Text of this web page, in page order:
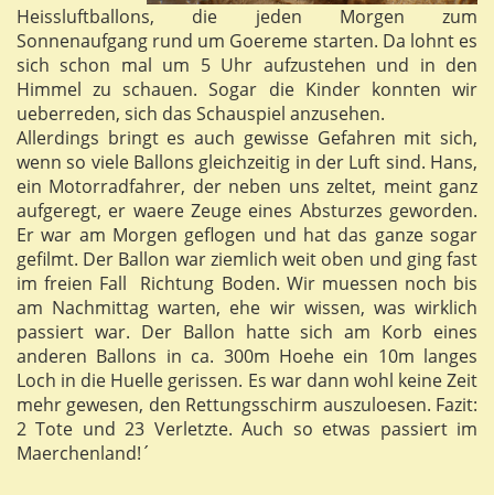
Heissluftballons, die jeden Morgen zum
Sonnenaufgang rund um Goereme starten. Da lohnt es
sich schon mal um 5 Uhr aufzustehen und in den
Himmel zu schauen. Sogar die Kinder konnten wir
ueberreden, sich das Schauspiel anzusehen.
Allerdings bringt es auch gewisse Gefahren mit sich,
wenn so viele Ballons gleichzeitig in der Luft sind. Hans,
ein Motorradfahrer, der neben uns zeltet, meint ganz
aufgeregt, er waere Zeuge eines Absturzes geworden.
Er war am Morgen geflogen und hat das ganze sogar
gefilmt. Der Ballon war ziemlich weit oben und ging fast
im freien Fall Richtung Boden. Wir muessen noch bis
am Nachmittag warten, ehe wir wissen, was wirklich
passiert war. Der Ballon hatte sich am Korb eines
anderen Ballons in ca. 300m Hoehe ein 10m langes
Loch in die Huelle gerissen. Es war dann wohl keine Zeit
mehr gewesen, den Rettungsschirm auszuloesen. Fazit:
2 Tote und 23 Verletzte. Auch so etwas passiert im
Maerchenland!´